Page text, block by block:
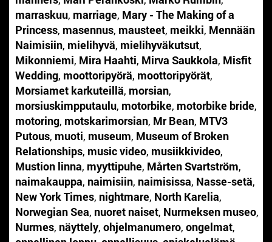
marraskuu, marriage, Mary - The Making of a
Princess, masennus, mausteet, meikki, Mennään
Naimisiin, mielihyvä, mielihyväkutsut,
Mikonniemi, Mira Haahti, Mirva Saukkola, Misfit
Wedding, moottoripyörä, moottoripyörät,
Morsiamet karkuteillä, morsian,
morsiuskimpputaulu, motorbike, motorbike bride,
motoring, motskarimorsian, Mr Bean, MTV3
Putous, muoti, museum, Museum of Broken
Relationships, music video, musiikkivideo,
Mustion linna, myyttipuhe, Mårten Svartström,
naimakauppa, naimisiin, naimisissa, Nasse-setä,
New York Times, nightmare, North Karelia,
Norwegian Sea, nuoret naiset, Nurmeksen museo,
Nurmes, näyttely, ohjelmanumero, ongelmat,